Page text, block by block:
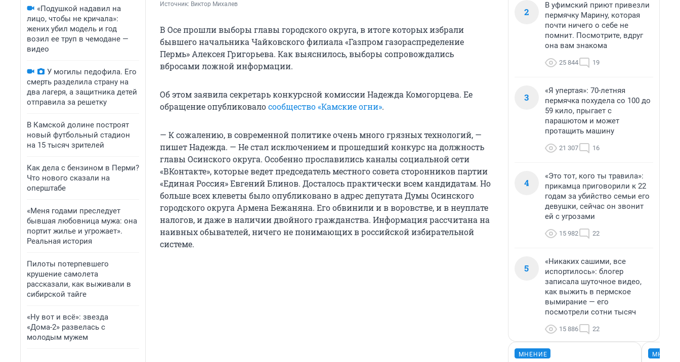
«Подушкой надавил на
лицо, чтобы не кричала»:
жених убил модель и год
возил ее труп в чемодане —
видео
У могилы педофила. Его
смерть разделила страну на
два лагеря, а защитника детей
отправила за решетку
В Камской долине построят
новый футбольный стадион
на 15 тысяч зрителей
Как дела с бензином в Перми?
Что нового сказали на
оперштабе
«Меня годами преследует
бывшая любовница мужа: она
портит жилье и угрожает».
Реальная история
Пилоты потерпевшего
крушение самолета
рассказали, как выживали в
сибирской тайге
«Ну вот и всё»: звезда
«Дома-2» развелась с
молодым мужем
Источник: Виктор Михалев
В Осе прошли выборы главы городского округа, в итоге которых избрали
бывшего начальника Чайковского филиала «Газпром газораспределение
Пермь» Алексея Григорьева. Как выяснилось, выборы сопровождались
вбросами ложной информации.
Об этом заявила секретарь конкурсной комиссии Надежда Комогорцева. Ее
обращение опубликовалосообщество «Камские огни».
— К сожалению, в современной политике очень много грязных технологий, —
пишет Надежда. — Не стал исключением и прошедший конкурс на должность
главы Осинского округа. Особенно прославились каналы социальной сети
«ВКонтакте», которые ведет председатель местного совета сторонников партии
«Единая Россия» Евгений Блинов. Досталось практически всем кандидатам. Но
больше всех клеветы было опубликовано в адрес депутата Думы Осинского
городского округа Армена Бежаняна. Его обвинили и в воровстве, и в неуплате
налогов, и даже в наличии двойного гражданства. Информация рассчитана на
наивных обывателей, ничего не понимающих в российской избирательной
системе.
2
В уфимский приют привезли
пермячку Марину, которая
почти ничего о себе не
помнит. Посмотрите, вдруг
она вам знакома
25 844 19
3
«Я упертая»: 70-летняя
пермячка похудела со 100 до
59 кило, прыгает с
парашютом и может
протащить машину
21 307 16
4
«Это тот, кого ты травила»:
прикамца приговорили к 22
годам за убийство семьи его
девушки, сейчас он звонит
ей с угрозами
15 982 22
5
«Никаких сашими, все
испортилось»: блогер
записала шуточное видео,
как выжить в пермское
вымирание — его
посмотрели сотни тысяч
15 886 22
МНЕНИЕ